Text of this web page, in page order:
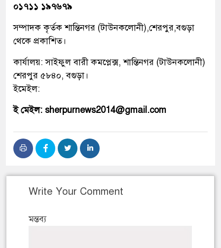
০১৭১১ ১৯৭৬৭৯
সম্পাদক কৃর্তক শান্তিনগর (টাউনকলোনী),শেরপুর,বগুড়া
থেকে প্রকাশিত।
কার্যালয়: সাইফুল বারী কমপ্লেক্স, শান্তিনগর (টাউনকলোনী)
শেরপুর ৫৮৪০, বগুড়া।
ইমেইল:
ই মেইল: sherpurnews2014@gmail.com
Write Your Comment
মন্তব্য